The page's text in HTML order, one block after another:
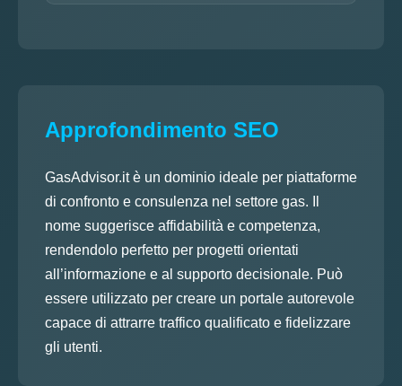
Approfondimento SEO
GasAdvisor.it è un dominio ideale per piattaforme
di confronto e consulenza nel settore gas. Il
nome suggerisce affidabilità e competenza,
rendendolo perfetto per progetti orientati
all’informazione e al supporto decisionale. Può
essere utilizzato per creare un portale autorevole
capace di attrarre traffico qualificato e fidelizzare
gli utenti.